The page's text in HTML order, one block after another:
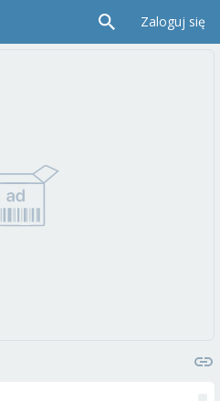
Zaloguj się